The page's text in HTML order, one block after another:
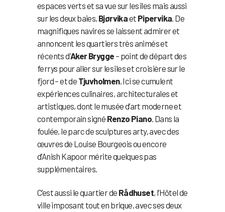
espaces verts et sa vue sur les îles mais aussi
sur les deux baies, Bjørvikaet Pipervika. De
magnifiques navires se laissent admirer et
annoncent les quartiers très animés et
récents d’Aker Brygge – point de départ des
ferrys pour aller sur les îles et croisière sur le
fjord – et de Tjuvholmen. Ici se cumulent
expériences culinaires, architecturales et
artistiques, dont le musée d’art moderne et
contemporain signé Renzo Piano. Dans la
foulée, le parc de sculptures arty, avec des
œuvres de Louise Bourgeois ou encore
d’Anish Kapoor mérite quelques pas
supplémentaires.
C’est aussi le quartier de Rådhuset, l’Hôtel de
ville imposant tout en brique, avec ses deux